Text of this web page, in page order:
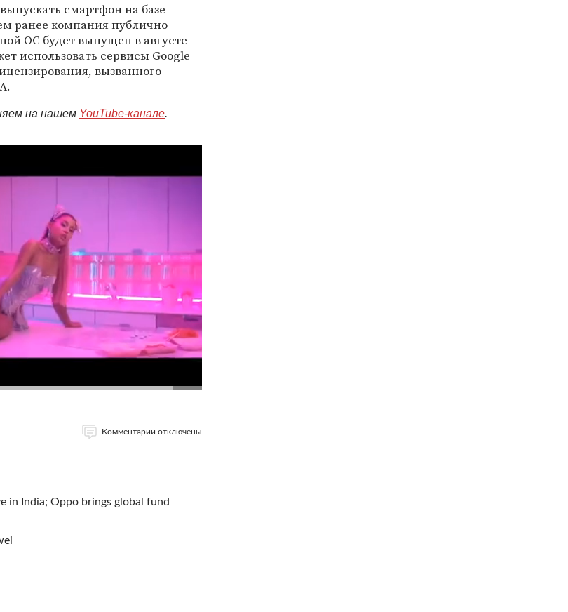
смартфон на базе
ранее компания публично
ОС будет выпущен в августе
использовать сервисы Google
вызванного
на нашем YouTube-канале.
Комментарии отключены
in India; Oppo brings global fund